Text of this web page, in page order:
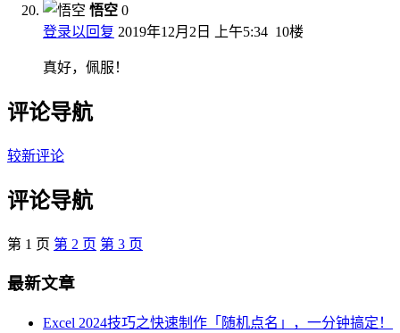
悟空 0
登录以回复 2019年12月2日 上午5:34 10楼
真好，佩服！
评论导航
较新评论
评论导航
第 1 页 第 2 页 第 3 页
最新文章
Excel 2024技巧之快速制作「随机点名」，一分钟搞定！